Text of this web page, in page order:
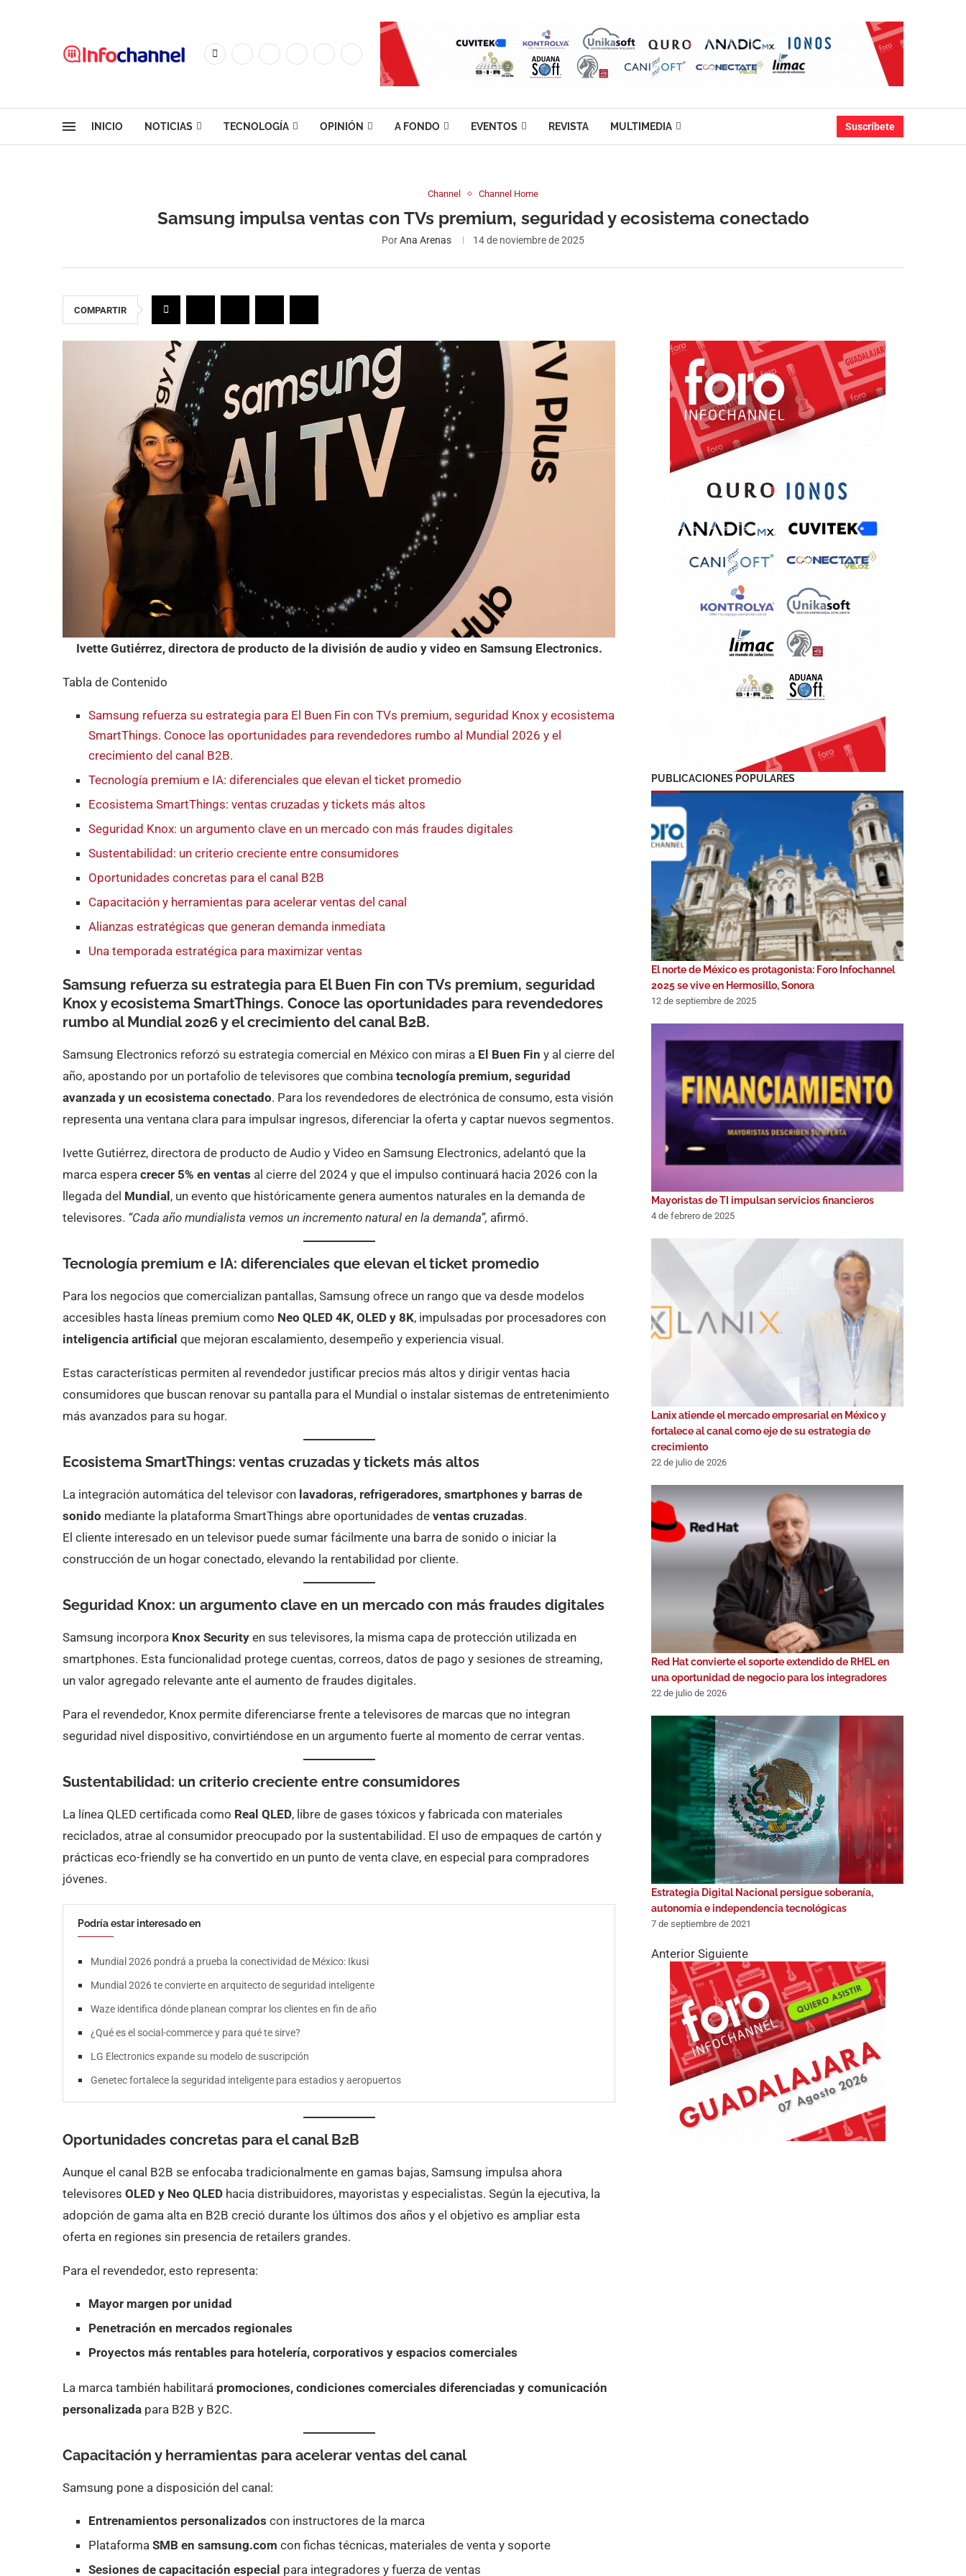
INICIO NOTICIAS TECNOLOGÍA OPINIÓN A FONDO EVENTOS REVISTA MULTIMEDIA Suscríbete
Channel Channel Home
Samsung impulsa ventas con TVs premium, seguridad y ecosistema conectado
PorAna Arenas 14 de noviembre de 2025
COMPARTIR
Ivette Gutiérrez, directora de producto de la división de audio y video en Samsung Electronics.
Tabla de Contenido
Samsung refuerza su estrategia para El Buen Fin con TVs premium, seguridad Knox y ecosistema
SmartThings. Conoce las oportunidades para revendedores rumbo al Mundial 2026 y el
crecimiento del canal B2B.
Tecnología premium e IA: diferenciales que elevan el ticket promedio
Ecosistema SmartThings: ventas cruzadas y tickets más altos
Seguridad Knox: un argumento clave en un mercado con más fraudes digitales
Sustentabilidad: un criterio creciente entre consumidores
Oportunidades concretas para el canal B2B
Capacitación y herramientas para acelerar ventas del canal
Alianzas estratégicas que generan demanda inmediata
Una temporada estratégica para maximizar ventas
Samsung refuerza su estrategia para El Buen Fin con TVs premium, seguridad
Knox y ecosistema SmartThings. Conoce las oportunidades para revendedores
rumbo al Mundial 2026 y el crecimiento del canal B2B.
Samsung Electronics reforzó su estrategia comercial en México con miras a El Buen Fin y al cierre del
año, apostando por un portafolio de televisores que combina tecnología premium, seguridad
avanzada y un ecosistema conectado. Para los revendedores de electrónica de consumo, esta visión
representa una ventana clara para impulsar ingresos, diferenciar la oferta y captar nuevos segmentos.
Ivette Gutiérrez, directora de producto de Audio y Video en Samsung Electronics, adelantó que la
marca espera crecer 5% en ventas al cierre del 2024 y que el impulso continuará hacia 2026 con la
llegada del Mundial , un evento que históricamente genera aumentos naturales en la demanda de
televisores. “Cada año mundialista vemos un incremento natural en la demanda”, afirmó.
Tecnología premium e IA: diferenciales que elevan el ticket promedio
Para los negocios que comercializan pantallas, Samsung ofrece un rango que va desde modelos
accesibles hasta líneas premium como Neo QLED 4K, OLED y 8K, impulsadas por procesadores con
inteligencia artificial que mejoran escalamiento, desempeño y experiencia visual.
Estas características permiten al revendedor justificar precios más altos y dirigir ventas hacia
consumidores que buscan renovar su pantalla para el Mundial o instalar sistemas de entretenimiento
más avanzados para su hogar.
Ecosistema SmartThings: ventas cruzadas y tickets más altos
La integración automática del televisor con lavadoras, refrigeradores, smartphones y barras de
sonido mediante la plataforma SmartThings abre oportunidades de ventas cruzadas.
El cliente interesado en un televisor puede sumar fácilmente una barra de sonido o iniciar la
construcción de un hogar conectado, elevando la rentabilidad por cliente.
Seguridad Knox: un argumento clave en un mercado con más fraudes digitales
Samsung incorpora Knox Security en sus televisores, la misma capa de protección utilizada en
smartphones. Esta funcionalidad protege cuentas, correos, datos de pago y sesiones de streaming,
un valor agregado relevante ante el aumento de fraudes digitales.
Para el revendedor, Knox permite diferenciarse frente a televisores de marcas que no integran
seguridad nivel dispositivo, convirtiéndose en un argumento fuerte al momento de cerrar ventas.
Sustentabilidad: un criterio creciente entre consumidores
La línea QLED certificada como Real QLED, libre de gases tóxicos y fabricada con materiales
reciclados, atrae al consumidor preocupado por la sustentabilidad. El uso de empaques de cartón y
prácticas eco-friendly se ha convertido en un punto de venta clave, en especial para compradores
jóvenes.
Podría estar interesado en
Mundial 2026 pondrá a prueba la conectividad de México: Ikusi
Mundial 2026 te convierte en arquitecto de seguridad inteligente
Waze identifica dónde planean comprar los clientes en fin de año
¿Qué es el social-commerce y para qué te sirve?
LG Electronics expande su modelo de suscripción
Genetec fortalece la seguridad inteligente para estadios y aeropuertos
Oportunidades concretas para el canal B2B
Aunque el canal B2B se enfocaba tradicionalmente en gamas bajas, Samsung impulsa ahora
televisores OLED y Neo QLED hacia distribuidores, mayoristas y especialistas. Según la ejecutiva, la
adopción de gama alta en B2B creció durante los últimos dos años y el objetivo es ampliar esta
oferta en regiones sin presencia de retailers grandes.
Para el revendedor, esto representa:
Mayor margen por unidad
Penetración en mercados regionales
Proyectos más rentables para hotelería, corporativos y espacios comerciales
La marca también habilitará promociones, condiciones comerciales diferenciadas y comunicación
personalizada para B2B y B2C.
Capacitación y herramientas para acelerar ventas del canal
Samsung pone a disposición del canal:
Entrenamientos personalizados con instructores de la marca
Plataforma SMB en samsung.com con fichas técnicas, materiales de venta y soporte
Sesiones de capacitación especial para integradores y fuerza de ventas
PUBLICACIONES POPULARES
El norte de México es protagonista: Foro Infochannel
2025 se vive en Hermosillo, Sonora
12 de septiembre de 2025
Mayoristas de TI impulsan servicios financieros
4 de febrero de 2025
Lanix atiende el mercado empresarial en México y
fortalece al canal como eje de su estrategia de
crecimiento
22 de julio de 2026
Red Hat convierte el soporte extendido de RHEL en
una oportunidad de negocio para los integradores
22 de julio de 2026
Estrategia Digital Nacional persigue soberanía,
autonomía e independencia tecnológicas
7 de septiembre de 2021
Anterior Siguiente